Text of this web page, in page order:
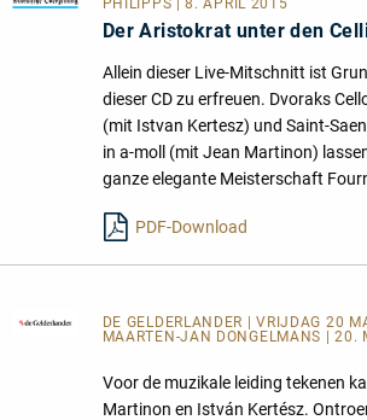
PHILIPPS | 8. APRIL 2015
Der Aristokrat unter den
Allein dieser Live-Mitschnitt ist
dieser CD zu erfreuen. Dvoraks
(mit Istvan Kertesz) und Saint-
in a-moll (mit Jean Martinon)
ganze elegante Meisterschaft
PDF-Download
DE GELDERLANDER | VRIJDAG 20
MAARTEN-JAN DONGELMANS | 20.
Voor de muzikale leiding tekenen
Martinon en István Kertész.